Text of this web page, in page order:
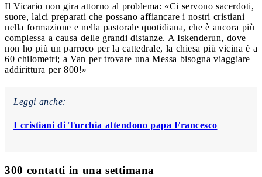
Il Vicario non gira attorno al problema: «Ci servono sacerdoti,
suore, laici preparati che possano affiancare i nostri cristiani
nella formazione e nella pastorale quotidiana, che è ancora più
complessa a causa delle grandi distanze. A Iskenderun, dove
non ho più un parroco per la cattedrale, la chiesa più vicina è a
60 chilometri; a Van per trovare una Messa bisogna viaggiare
addirittura per 800!»
Leggi anche:
I cristiani di Turchia attendono papa Francesco
300 contatti in una settimana